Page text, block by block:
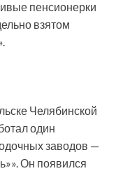
пенсионерки
взятом
Челябинской
один
заводов —
Он появился